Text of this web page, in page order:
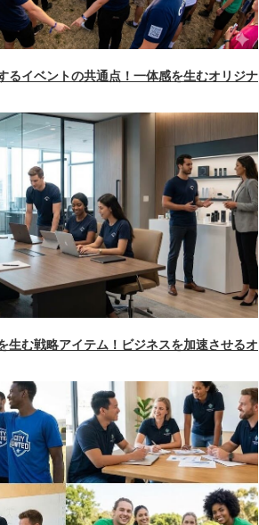
るイベントの共通点！一体感を生むオリジ
生む戦略アイテム！ビジネスを加速させる